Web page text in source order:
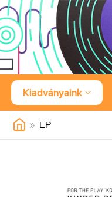
Kiadványaink 
» LP